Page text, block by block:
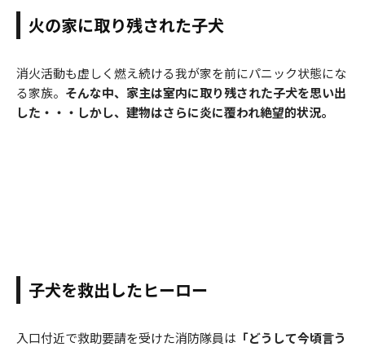
火の家に取り残された子犬
消火活動も虚しく燃え続ける我が家を前にパニック状態にな
る家族。 そんな中、家主は室内に取り残された子犬を思い出
した・・・しかし、建物はさらに炎に覆われ絶望的状況。
子犬を救出したヒーロー
入口付近で救助要請を受けた消防隊員は 「どうして今頃言う